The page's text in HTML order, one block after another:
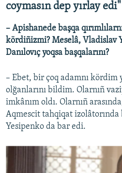
coymasın dep yırlay edi"
– Apishanede başqa
kördiñizmi? Meselâ, Vladislav
Danılovıç yoqsa başqalarını?
– Ebet, bir çoq adamnı kördim
olğanlarını bildim. Olarnıñ
imkânım oldı. Olarnıñ
Aqmescit tahqiqat
Yesipenko da bar edi.